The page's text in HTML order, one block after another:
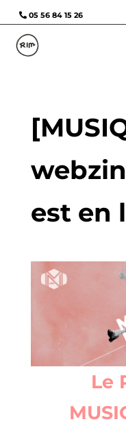
05 56 84 15 26
est en
Le